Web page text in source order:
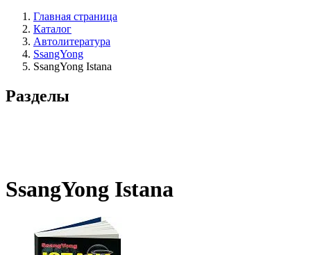
Главная страница
Каталог
Автолитература
SsangYong
SsangYong Istana
Разделы
SsangYong Istana